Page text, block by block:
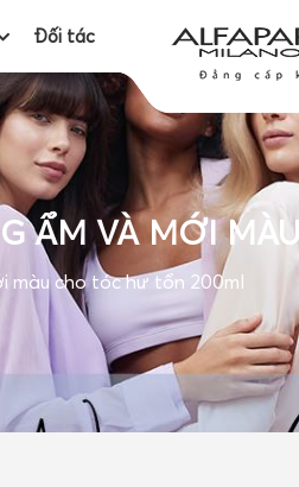
Đối tác
màu cho tóc hư tổn 200ml
ẨM VÀ MỚI